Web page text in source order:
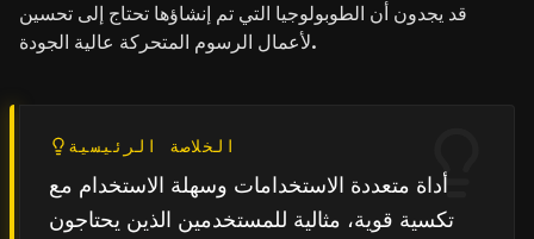
قد يجدون أن الطوبولوجيا التي تم إنشاؤها تحتاج إلى تحسين
لأعمال الرسوم المتحركة عالية الجودة.
الخلاصة الرئيسية
أداة متعددة الاستخدامات وسهلة الاستخدام مع
تكسية قوية، مثالية للمستخدمين الذين يحتاجون